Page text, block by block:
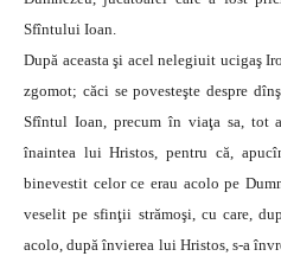
Sfîntului Ioan.
După aceasta şi acel nelegiuit ucigaş
zgomot; căci se povesteşte despre
Sfîntul Ioan, precum în viaţa sa, tot
înaintea lui Hristos, pentru că,
binevestit celor ce erau acolo pe
veselit pe sfinţii strămoşi, cu care,
acolo, după învierea lui Hristos, s-a